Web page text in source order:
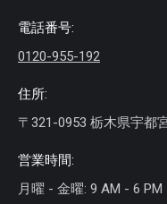
電話番号:
0120-955-192
住所:
〒321-0953 栃木県宇都
営業時間:
月曜 - 金曜: 9 AM - 6 PM